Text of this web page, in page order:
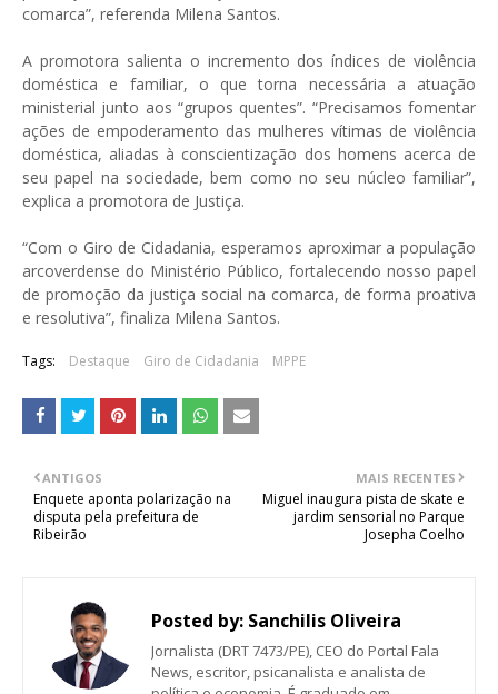
comarca”, referenda Milena Santos.
A promotora salienta o incremento dos índices de violência
doméstica e familiar, o que torna necessária a atuação
ministerial junto aos “grupos quentes”. “Precisamos fomentar
ações de empoderamento das mulheres vítimas de violência
doméstica, aliadas à conscientização dos homens acerca de
seu papel na sociedade, bem como no seu núcleo familiar”,
explica a promotora de Justiça.
“Com o Giro de Cidadania, esperamos aproximar a população
arcoverdense do Ministério Público, fortalecendo nosso papel
de promoção da justiça social na comarca, de forma proativa
e resolutiva”, finaliza Milena Santos.
Tags: Destaque Giro de Cidadania MPPE
MAIS RECENTES
Miguel inaugura pista de skate e
jardim sensorial no Parque
Josepha Coelho
ANTIGOS
Enquete aponta polarização na
disputa pela prefeitura de
Ribeirão
Posted by: Sanchilis Oliveira
Jornalista (DRT 7473/PE), CEO do Portal Fala
News, escritor, psicanalista e analista de